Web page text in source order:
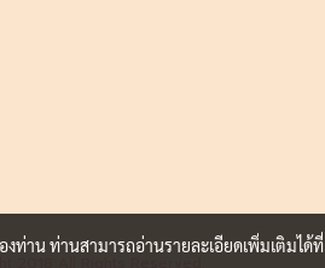
ท่าน ท่านสามารถอ่านรายละเอียดเพิ่มเติมได้ที่